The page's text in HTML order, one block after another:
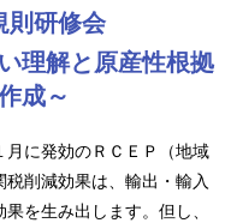
則研修会
理解と原産性根拠
成～
に発効のＲＣＥＰ（地域
削減効果は、輸出・輸入
を生み出します。但し、